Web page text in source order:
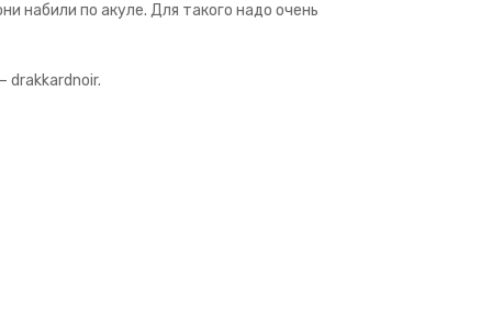
набили по акуле. Для такого надо очень
drakkardnoir.